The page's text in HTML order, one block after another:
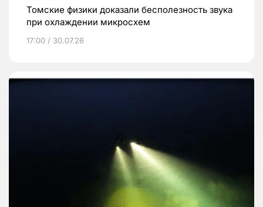
Томские физики доказали бесполезность звука
при охлаждении микросхем
17:00 / 30.07.26